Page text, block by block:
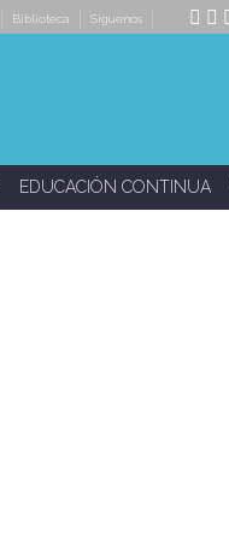
Biblioteca Síguenos
EDUCACIÓN CONTINUA